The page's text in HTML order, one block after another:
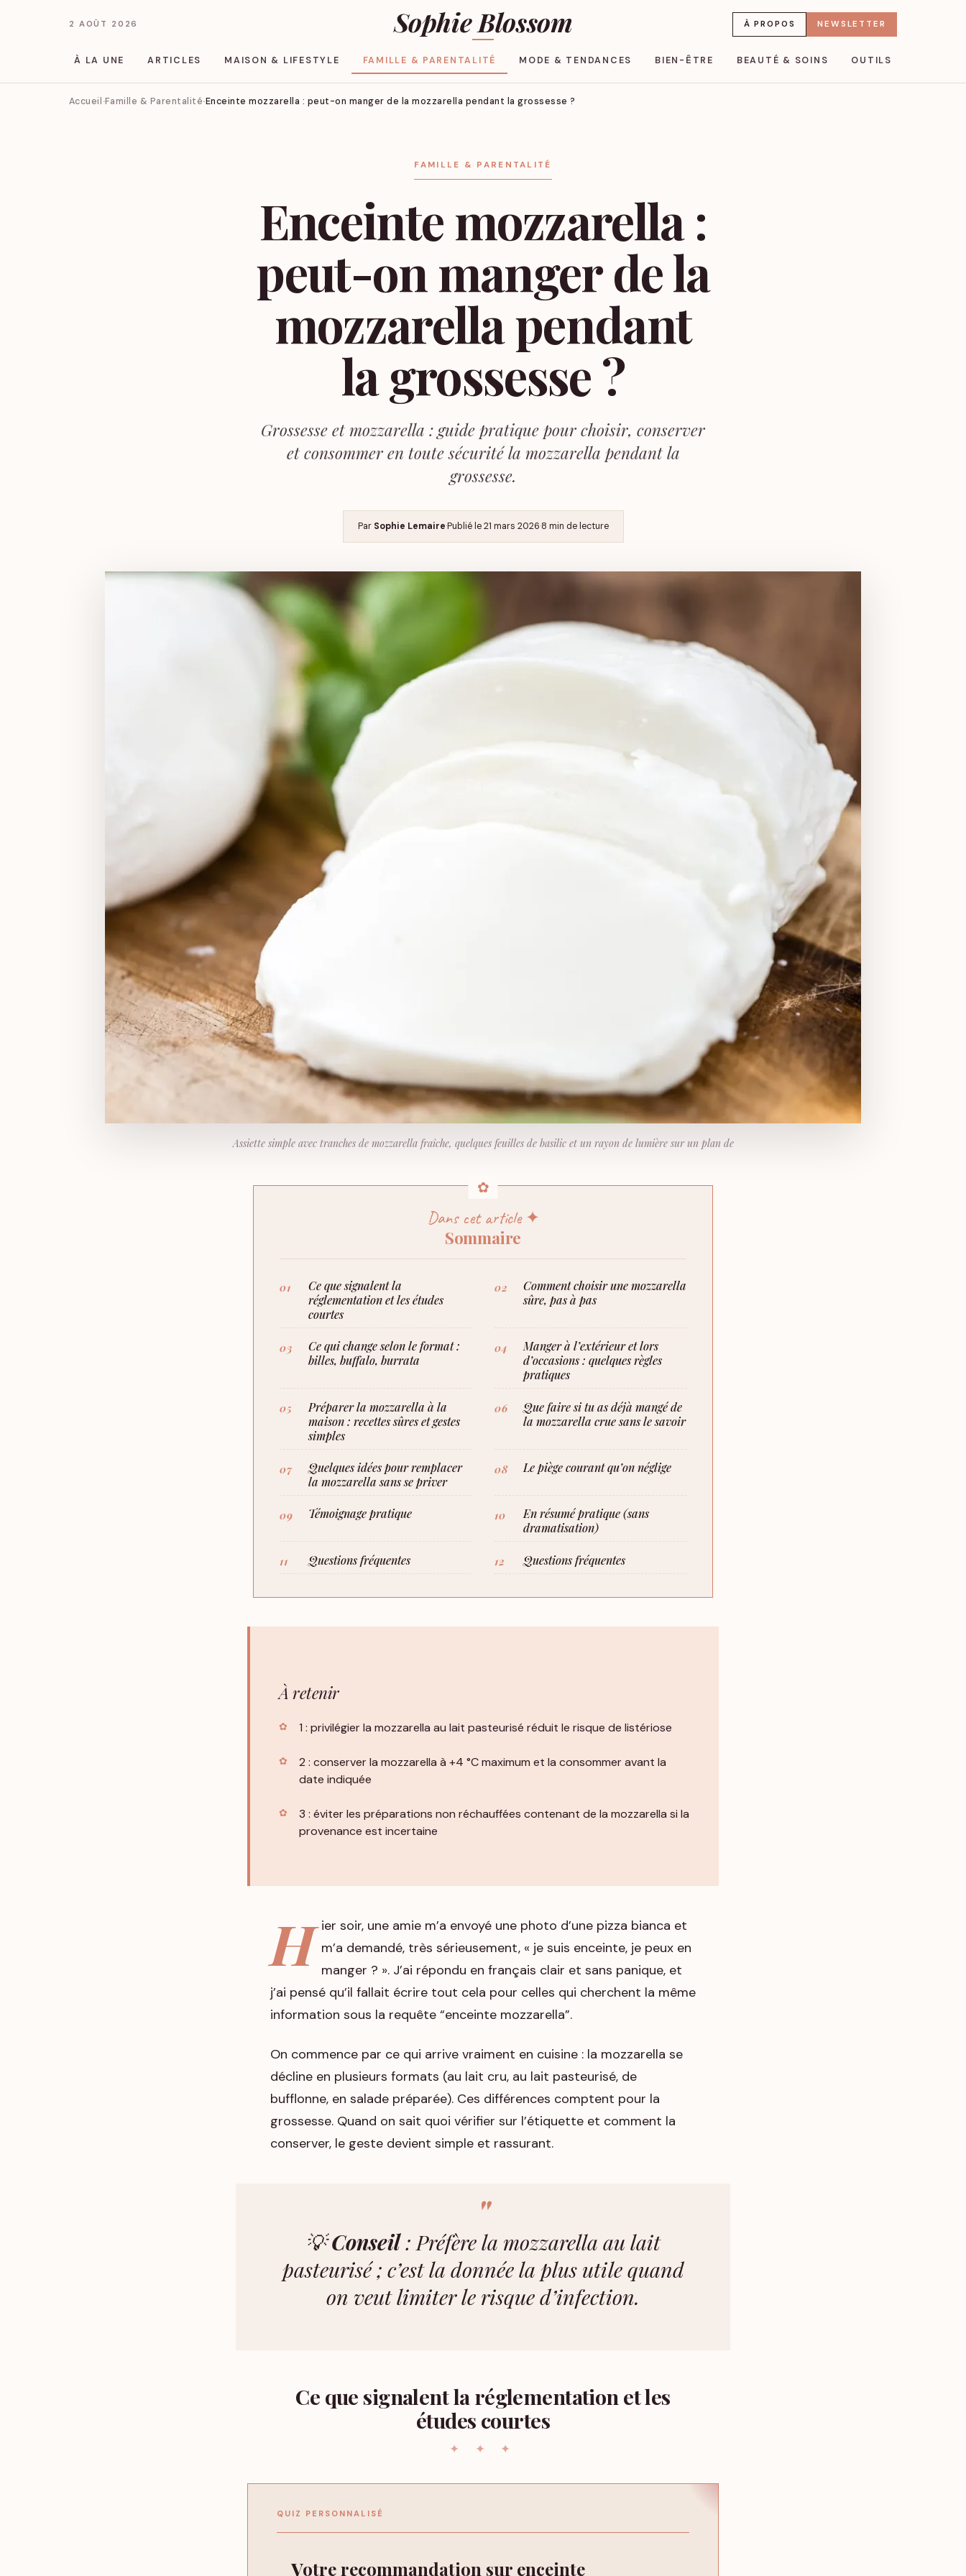
2 AOÛT 2026 Sophie Blossom À PROPOS NEWSLETTER
À LA UNE ARTICLES MAISON & LIFESTYLE FAMILLE & PARENTALITÉ MODE & TENDANCES BIEN-ÊTRE BEAUTÉ & SOINS OUTILS
Accueil Famille & Parentalité Enceinte mozzarella : peut-on manger de la mozzarella pendant la grossesse ?
FAMILLE & PARENTALITÉ
Enceinte mozzarella :
peut-on manger de la
mozzarella pendant
la grossesse ?
Grossesse et mozzarella : guide pratique pour choisir, conserver
et consommer en toute sécurité la mozzarella pendant la
grossesse.
Par Sophie Lemaire·Publié le21 mars 2026·8 min de lecture
Assiette simple avec tranches de mozzarella fraîche, quelques feuilles de basilic et un rayon de lumière sur un plan de
Dans cet article ✦
Sommaire
Ce que signalent la
réglementation et les études
courtes
Comment choisir une mozzarella
sûre, pas à pas
Ce qui change selon le format :
billes, buffalo, burrata
Manger à l’extérieur et lors
d’occasions : quelques règles
pratiques
Préparer la mozzarella à la
maison : recettes sûres et gestes
simples
Que faire si tu as déjà mangé de
la mozzarella crue sans le savoir
Quelques idées pour remplacer
la mozzarella sans se priver
Le piège courant qu’on néglige
Témoignage pratique
En résumé pratique (sans
dramatisation)
Questions fréquentes Questions fréquentes
À retenir
1 : privilégier la mozzarella au lait pasteurisé réduit le risque de listériose
2 : conserver la mozzarella à +4 °C maximum et la consommer avant la
date indiquée
3 : éviter les préparations non réchauffées contenant de la mozzarella si la
provenance est incertaine
H ier soir, une amie m’a envoyé une photo d’une pizza bianca et
m’a demandé, très sérieusement, « je suis enceinte, je peux en
manger ? ». J’ai répondu en français clair et sans panique, et
j’ai pensé qu’il fallait écrire tout cela pour celles qui cherchent la même
information sous la requête “enceinte mozzarella”.
On commence par ce qui arrive vraiment en cuisine : la mozzarella se
décline en plusieurs formats (au lait cru, au lait pasteurisé, de
bufflonne, en salade préparée). Ces différences comptent pour la
grossesse. Quand on sait quoi vérifier sur l’étiquette et comment la
conserver, le geste devient simple et rassurant.
💡Conseil: Préfère la mozzarella au lait
pasteurisé ; c’est la donnée la plus utile quand
on veut limiter le risque d’infection.
Ce que signalent la réglementation et les
études courtes
QUIZ PERSONNALISÉ
Votre recommandation sur enceinte